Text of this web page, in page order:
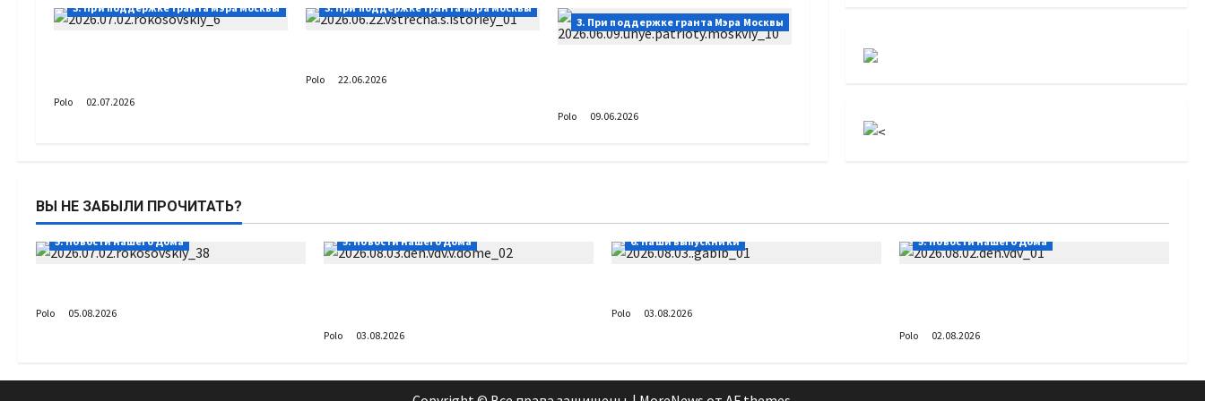
3. При поддержке гранта Мэра Москвы
Polo 02.07.2026
3. При поддержке гранта Мэра Москвы
Polo 22.06.2026
3. При поддержке гранта Мэра Москвы
Polo 09.06.2026
ВЫ НЕ ЗАБЫЛИ ПРОЧИТАТЬ?
5. Новости нашего Дома
Polo 05.08.2026
5. Новости нашего Дома
Polo 03.08.2026
6. Наши выпускники
Polo 03.08.2026
5. Новости нашего Дома
Polo 02.08.2026